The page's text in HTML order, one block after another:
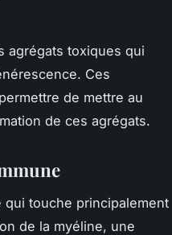
agrégats toxiques qui
Ces
de mettre au
de ces agrégats.
touche principalement
de la myéline, une